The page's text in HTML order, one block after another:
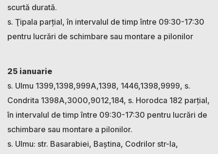
scurtă durată.
s. Ţipala parțial, în intervalul de timp între 09:30-17:30
pentru lucrări de schimbare sau montare a pilonilor
25 ianuarie
s. Ulmu 1399,1398,999A,1398, 1446,1398,9999, s.
Condrita 1398A,3000,9012,184, s. Horodca 182 parțial,
în intervalul de timp între 09:30-17:30 pentru lucrări de
schimbare sau montare a pilonilor.
s. Ulmu: str. Basarabiei, Baştina, Codrilor str-la,